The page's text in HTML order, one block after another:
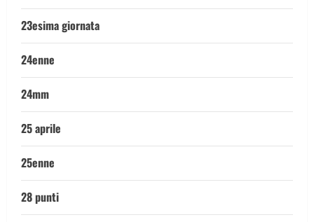
23esima giornata
24enne
24mm
25 aprile
25enne
28 punti